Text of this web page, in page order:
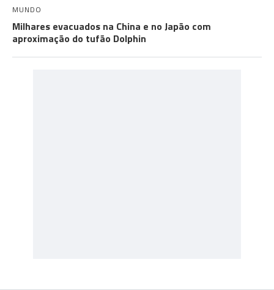
MUNDO
Milhares evacuados na China e no Japão com
aproximação do tufão Dolphin